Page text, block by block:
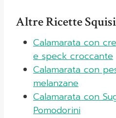
Altre Ricette
Calamarata con
e speck croccante
Calamarata con
melanzane
Calamarata con
Pomodorini